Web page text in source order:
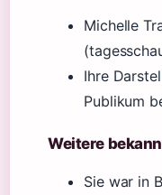
Michelle
Ihre
Publikum
Weitere
Sie war in